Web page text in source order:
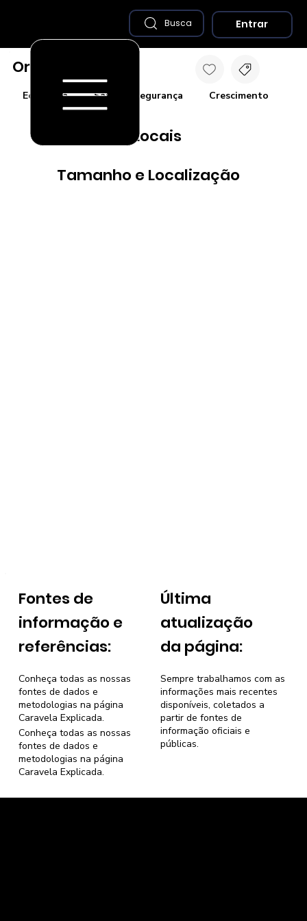
Tamanho e Localização
Destaques Locais
Fontes de
informação e
referências:
Última
atualização
da página:
Sempre trabalhamos com as
informações mais recentes
disponíveis, coletados a
partir de fontes de
informação oficiais e
públicas.
Conheça todas as nossas
fontes de dados e
metodologias na página
Caravela Explicada.
Conheça todas as nossas
fontes de dados e
metodologias na página
Caravela Explicada.
Economia Saúde e Segurança Crescimento
Oriximiná - PA
Busca Entrar